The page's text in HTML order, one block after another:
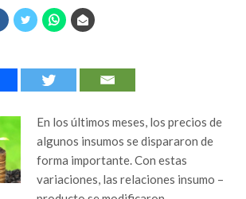
En los últimos meses, los precios de
algunos insumos se dispararon de
forma importante. Con estas
variaciones, las relaciones insumo –